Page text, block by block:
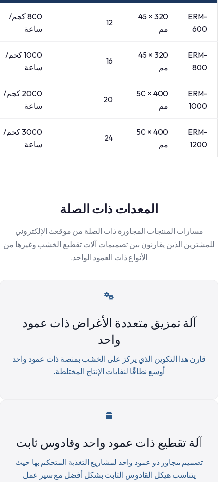
ERM-
600
320 × 45
مم
12
800 كجم/
ساعة
ERM-
800
320 × 45
مم
16
1000 كجم/
ساعة
ERM-
1000
400 × 50
مم
20
2000 كجم/
ساعة
ERM-
1200
400 × 50
مم
24
3000 كجم/
ساعة
المعدات ذات الصلة
مسارات المنتجات المجاورة ذات الصلة من موقعك الإلكتروني
للمشترين الذين يقارنون بين تصميمات آلات تقطيع الخشب وغيرها من
الأنواع ذات العمود الواحد.
آلة تمزيق متعددة الأغراض ذات عمود
واحد
قارن هذا التكوين الذي يركز على الخشب بمنصة ذات عمود واحد
أوسع نطاقًا لنفايات الإنتاج المختلطة.
آلة تقطيع ذات عمود واحد وقادوس ثابت
تصميم مجاور ذو عمود واحد لمشاريع التغذية المتحكم بها حيث
يتناسب هيكل القادوس الثابت بشكل أفضل مع سير عمل